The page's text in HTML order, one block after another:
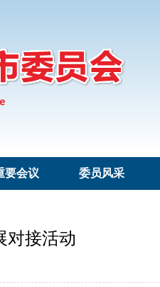
要会议 委员风采
对接活动